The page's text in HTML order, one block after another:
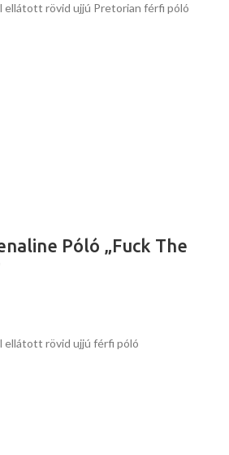
ellátott rövid ujjú Pretorian férfi póló
Póló „Fuck The
ellátott rövid ujjú férfi póló